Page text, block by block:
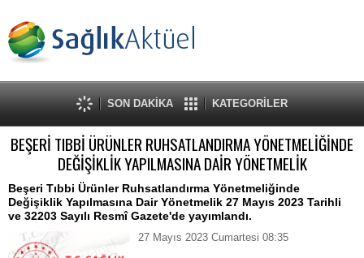
SON DAKİKA KATEGORİLER
BEŞERİ TIBBİ ÜRÜNLER RUHSATLANDIRMA YÖNETMELİĞİNDE
DEĞİŞİKLİK YAPILMASINA DAİR YÖNETMELİK
Beşeri Tıbbi Ürünler Ruhsatlandırma Yönetmeliğinde
Değişiklik Yapılmasına Dair Yönetmelik 27 Mayıs 2023 Tarihli
ve 32203 Sayılı Resmî Gazete'de yayımlandı.
27 Mayıs 2023 Cumartesi 08:35